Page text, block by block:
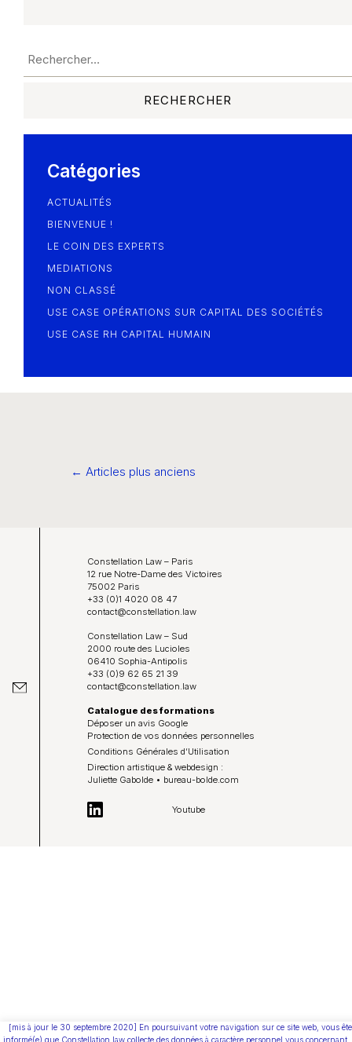
Catégories
ACTUALITÉS
BIENVENUE !
LE COIN DES EXPERTS
MEDIATIONS
NON CLASSÉ
USE CASE OPÉRATIONS SUR CAPITAL DES SOCIÉTÉS
USE CASE RH CAPITAL HUMAIN
Navigation
← Articles plus anciens
Constellation Law – Paris
12 rue Notre-Dame des Victoires
75002 Paris
+33 (0)1 4020 08 47
contact@constellation.law
Constellation Law – Sud
2000 route des Lucioles
06410 Sophia-Antipolis
+33 (0)9 62 65 21 39
contact@constellation.law
Catalogue des formations
Déposer un avis Google
Protection de vos données personnelles
Conditions Générales d’Utilisation
Direction artistique & webdesign :
Juliette Gabolde • bureau-bolde.com
Youtube
[mis à jour le 30 septembre 2020] En poursuivant votre navigation sur ce site web, vous
informé(e) que Constellation.law collecte des données à caractère personnel vous concernant,